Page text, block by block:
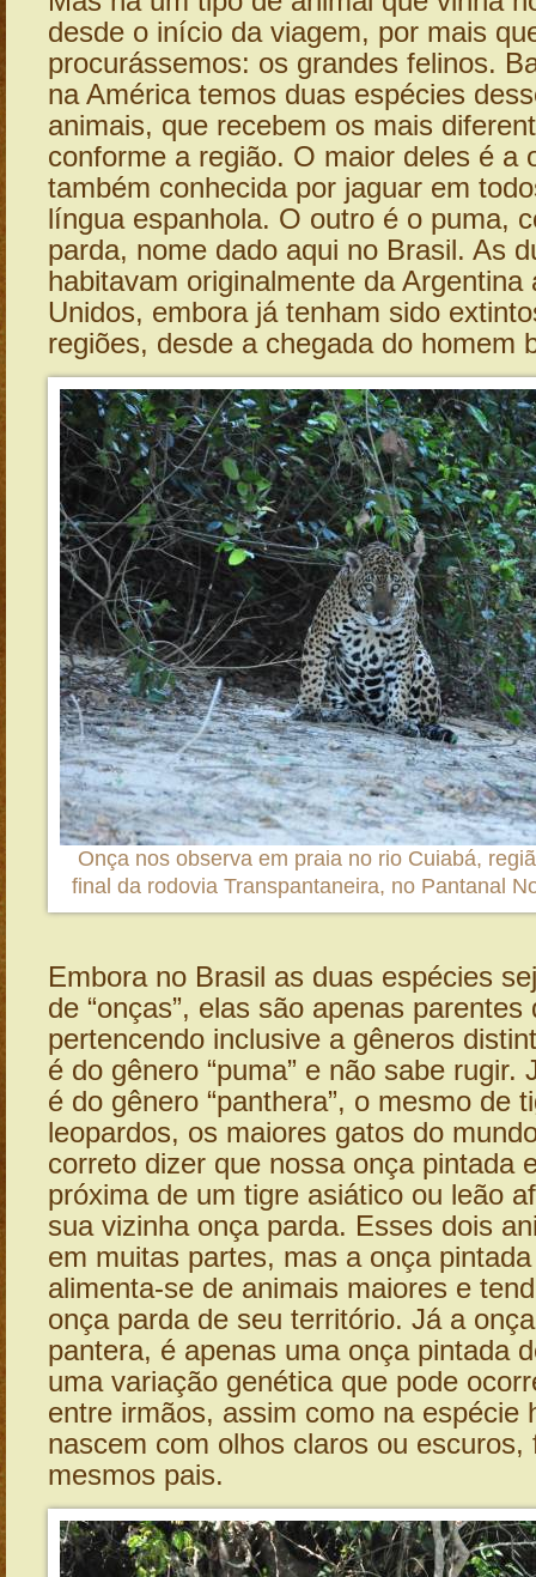
desde o início da viagem, por mais
procurássemos: os grandes felinos.
na América temos duas espécies
animais, que recebem os mais
conforme a região. O maior deles é a
também conhecida por jaguar em
língua espanhola. O outro é o puma,
parda, nome dado aqui no Brasil. As
habitavam originalmente da Argentina
Unidos, embora já tenham sido
regiões, desde a chegada do homem
Onça nos observa em praia no rio Cuiabá,
final da rodovia Transpantaneira, no Pantanal
Embora no Brasil as duas espécies
de “onças”, elas são apenas parentes
pertencendo inclusive a gêneros
é do gênero “puma” e não sabe rugir.
é do gênero “panthera”, o mesmo de
leopardos, os maiores gatos do
correto dizer que nossa onça pintada
próxima de um tigre asiático ou leão
sua vizinha onça parda. Esses dois
em muitas partes, mas a onça
alimenta-se de animais maiores e
onça parda de seu território. Já a
pantera, é apenas uma onça pintada
uma variação genética que pode
entre irmãos, assim como na espécie
nascem com olhos claros ou escuros,
mesmos pais.